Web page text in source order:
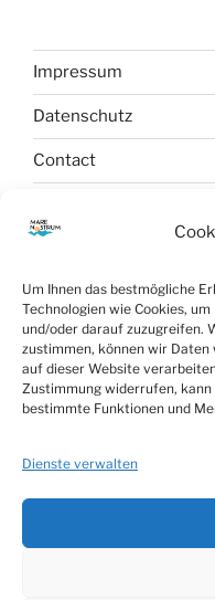
Um Ihnen das bestmögliche
Technologien wie Cookies,
und/oder darauf zuzugreifen.
zustimmen, können wir
auf dieser Website
Zustimmung widerrufen,
bestimmte Funktionen und
Dienste verwalten
Impressum
Datenschutz
Contact